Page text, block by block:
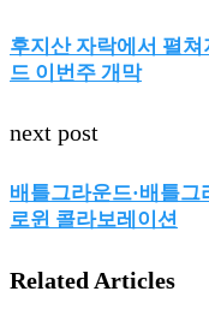
후지산 자락에서 펼
드 이번주 개막
next post
배틀그라운드·배틀
로윈 콜라보레이션
Related Articles